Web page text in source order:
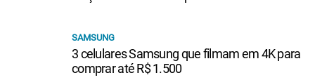
SAMSUNG
3 celulares Samsung que filmam em 4K para
comprar até R$ 1.500